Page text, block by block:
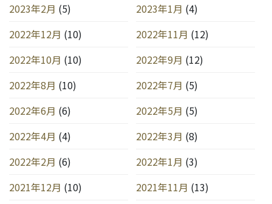
2023年2月 (5) 2023年1月 (4)
2022年12月 (10) 2022年11月 (12)
2022年10月 (10) 2022年9月 (12)
2022年8月 (10) 2022年7月 (5)
2022年6月 (6) 2022年5月 (5)
2022年4月 (4) 2022年3月 (8)
2022年2月 (6) 2022年1月 (3)
2021年12月 (10) 2021年11月 (13)